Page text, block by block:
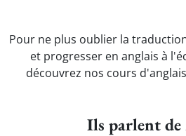
Pour ne plus oublier la
et progresser en anglais à
découvrez nos cours
Ils parlent de